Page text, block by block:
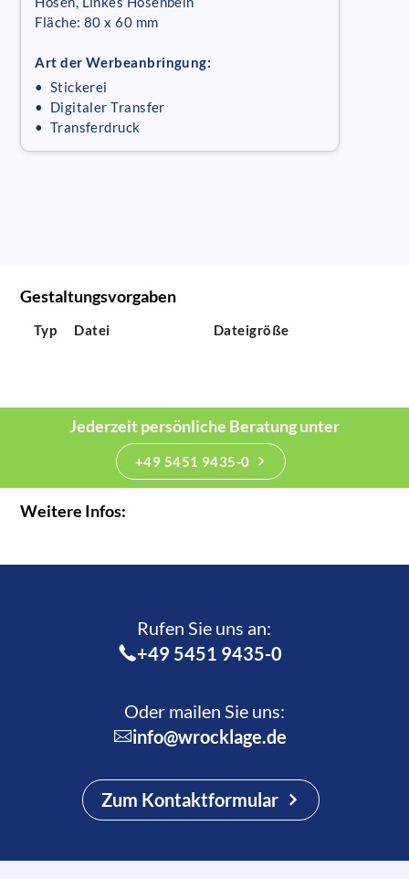
Fläche: 80 x 60 mm
Art der Werbeanbringung:
• Stickerei
• Digitaler Transfer
• Transferdruck
Gestaltungsvorgaben
Typ Datei Dateigröße
Jederzeit persönliche Beratung unter
+49 5451 9435-0
Weitere Infos:
Rufen Sie uns an:­
+49 5451 9435-0
Oder mailen Sie uns:
info@wrocklage.de
Zum Kontaktformular